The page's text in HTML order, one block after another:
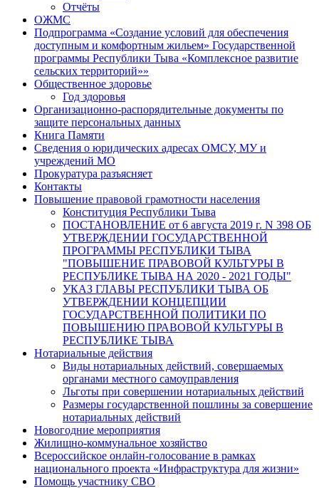
Отчёты
ОЖМС
Подпрограмма «Создание условий для обеспечения
доступным и комфортным жильем» Государственной
программы Республики Тыва «Комплексное развитие
сельских территорий»»
Общественное здоровье
Год здоровья
Организационно-распорядительные документы по
защите персональных данных
Книга Памяти
Сведения о юридических адресах ОМСУ, МУ и
учреждений МО
Прокуратура разъясняет
Контакты
Повышение правовой грамотности населения
Конституция Республики Тыва
ПОСТАНОВЛЕНИЕ от 6 августа 2019 г. N 398 ОБ
УТВЕРЖДЕНИИ ГОСУДАРСТВЕННОЙ
ПРОГРАММЫ РЕСПУБЛИКИ ТЫВА
"ПОВЫШЕНИЕ ПРАВОВОЙ КУЛЬТУРЫ В
РЕСПУБЛИКЕ ТЫВА НА 2020 - 2021 ГОДЫ"
УКАЗ ГЛАВЫ РЕСПУБЛИКИ ТЫВА ОБ
УТВЕРЖДЕНИИ КОНЦЕПЦИИ
ГОСУДАРСТВЕННОЙ ПОЛИТИКИ ПО
ПОВЫШЕНИЮ ПРАВОВОЙ КУЛЬТУРЫ В
РЕСПУБЛИКЕ ТЫВА
Нотариальные действия
Виды нотариальных действий, совершаемых
органами местного самоуправления
Льготы при совершении нотариальных действий
Размеры государственной пошлины за совершение
нотариальных действий
Новогодние мероприятия
Жилищно-коммунальное хозяйство
Всероссийское онлайн-голосование в рамках
национального проекта «Инфраструктура для жизни»
Помощь участнику СВО